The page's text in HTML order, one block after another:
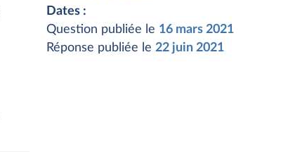
Dates :
Question publiée le 16 mars 2021
Réponse publiée le 22 juin 2021